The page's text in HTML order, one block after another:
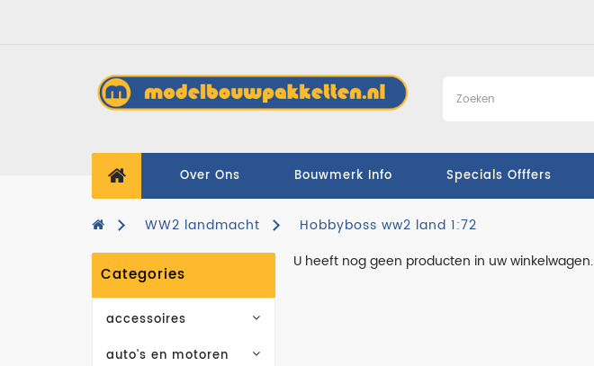
Over Ons Bouwmerk Info Specials Offfers
WW2 landmacht Hobbyboss ww2 land 1:72
Categories
accessoires
auto's en motoren
U heeft nog geen producten in uw winkelwagen.